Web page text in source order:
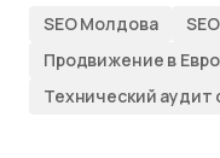
SEO Молдова
Продвижение в
Технический аудит